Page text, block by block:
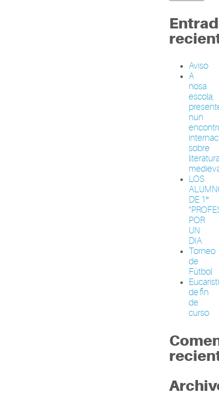
Aviso
A
nosa
escola,
nun
sobre
LOS
DE 1º
POR
UN
DIA
Torneo
de
Fútbol
de fin
de
curso